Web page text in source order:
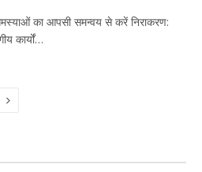
का आपसी समन्वय से करें निराकरण:
कार्यों…
Next